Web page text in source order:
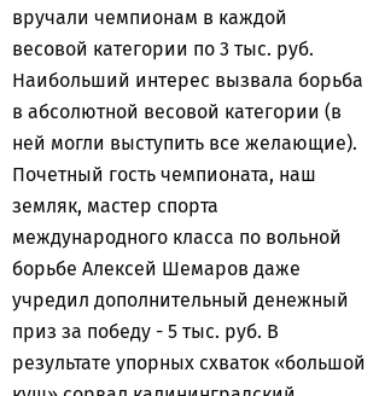
вручали чемпионам в каждой
весовой категории по 3 тыс. руб.
Наибольший интерес вызвала борьба
в абсолютной весовой категории (в
ней могли выступить все желающие).
Почетный гость чемпионата, наш
земляк, мастер спорта
международного класса по вольной
борьбе Алексей Шемаров даже
учредил дополнительный денежный
приз за победу - 5 тыс. руб. В
результате упорных схваток «большой